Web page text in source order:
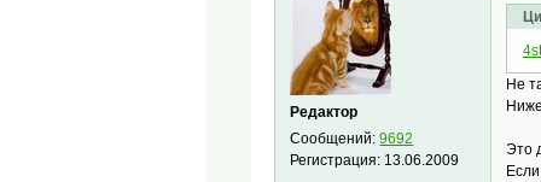
Редактор
Сообщений:9692
Регистрация: 13.06.2009
Не
Это